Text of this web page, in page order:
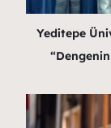
Yeditepe